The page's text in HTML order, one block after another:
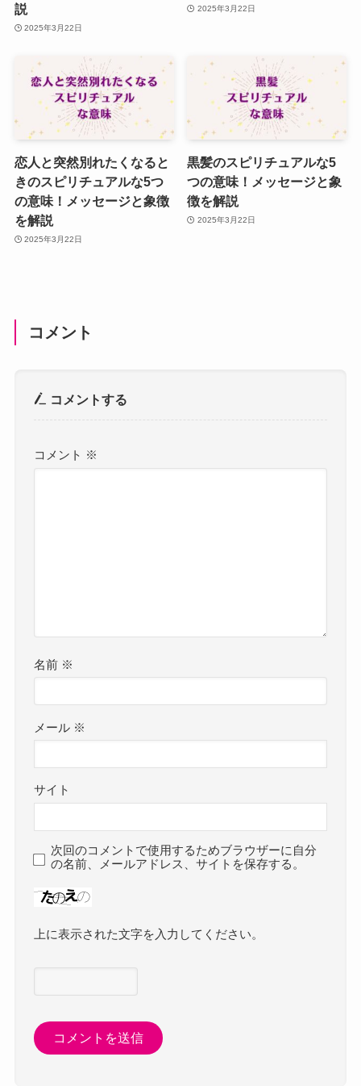
説
2025年3月22日
2025年3月22日
恋人と突然別れたくなると
きのスピリチュアルな5つ
の意味！メッセージと象徴
を解説
2025年3月22日
黒髪のスピリチュアルな5
つの意味！メッセージと象
徴を解説
2025年3月22日
コメント
コメントする
コメント ※
名前 ※
メール ※
サイト
次回のコメントで使用するためブラウザーに自分
の名前、メールアドレス、サイトを保存する。
上に表示された文字を入力してください。